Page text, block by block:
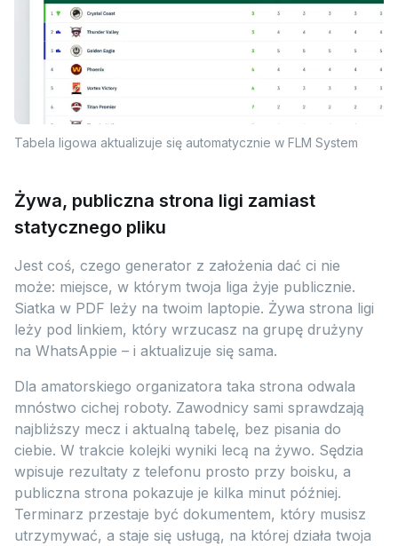
Tabela ligowa aktualizuje się automatycznie w FLM System
Żywa, publiczna strona ligi zamiast
statycznego pliku
Jest coś, czego generator z założenia dać ci nie
może: miejsce, w którym twoja liga żyje publicznie.
Siatka w PDF leży na twoim laptopie. Żywa strona ligi
leży pod linkiem, który wrzucasz na grupę drużyny
na WhatsAppie – i aktualizuje się sama.
Dla amatorskiego organizatora taka strona odwala
mnóstwo cichej roboty. Zawodnicy sami sprawdzają
najbliższy mecz i aktualną tabelę, bez pisania do
ciebie. W trakcie kolejki wyniki lecą na żywo. Sędzia
wpisuje rezultaty z telefonu prosto przy boisku, a
publiczna strona pokazuje je kilka minut później.
Terminarz przestaje być dokumentem, który musisz
utrzymywać, a staje się usługą, na której działa twoja